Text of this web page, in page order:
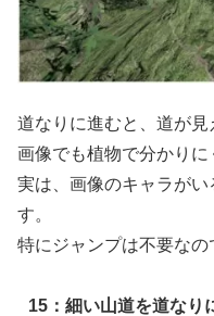
道なりに進むと、道が見
画像でも植物で分かりに
実は、画像のキャラが
す。
特にジャンプは不要なの
15：細い山道を道なり